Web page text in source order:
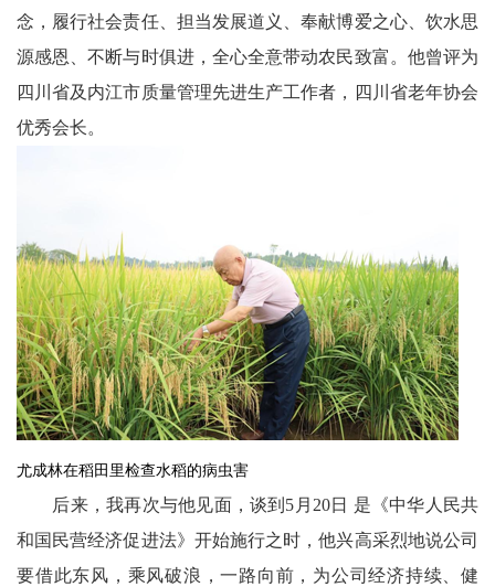
念，履行社会责任、担当发展道义、奉献博爱之心、饮水思
源感恩、不断与时俱进，全心全意带动农民致富。他曾评为
四川省及内江市质量管理先进生产工作者，四川省老年协会
优秀会长。
尤成林在稻田里检查水稻的病虫害
后来，我再次与他见面，谈到5月20日 是《中华人民共
和国民营经济促进法》开始施行之时，他兴高采烈地说公司
要借此东风，乘风破浪，一路向前，为公司经济持续、健